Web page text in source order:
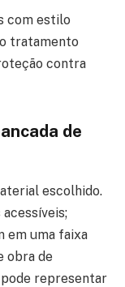
com estilo
tratamento
contra
de
escolhido.
em uma faixa
obra de
representar